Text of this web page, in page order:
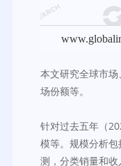
本文研究全球市
场份额等。
针对过去五年（
模等。规模分析
测，分类销量和收